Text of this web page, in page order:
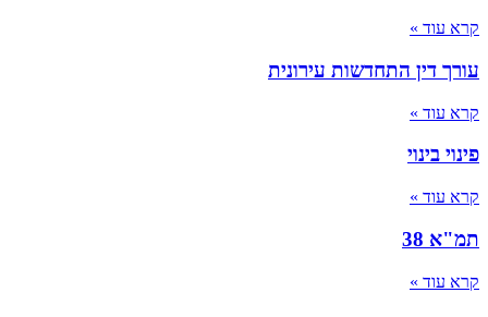
קרא עוד »
עורך דין התחדשות עירונית
קרא עוד »
פינוי בינוי
קרא עוד »
תמ"א 38
קרא עוד »